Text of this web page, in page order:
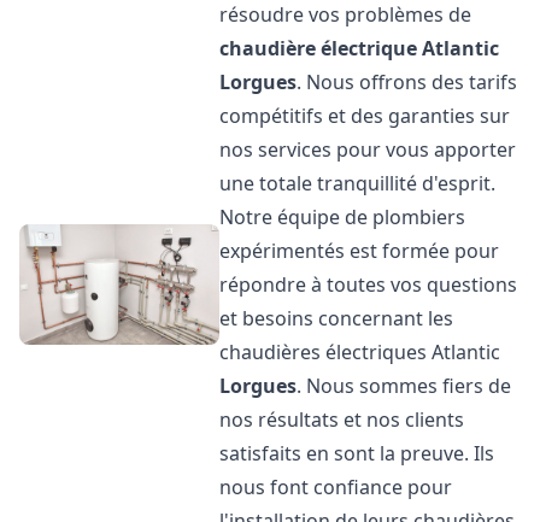
résoudre vos problèmes de
chaudière électrique Atlantic
Lorgues. Nous offrons des tarifs
compétitifs et des garanties sur
nos services pour vous apporter
une totale tranquillité d'esprit.
Notre équipe de plombiers
expérimentés est formée pour
répondre à toutes vos questions
et besoins concernant les
chaudières électriques Atlantic
Lorgues. Nous sommes fiers de
nos résultats et nos clients
satisfaits en sont la preuve. Ils
nous font confiance pour